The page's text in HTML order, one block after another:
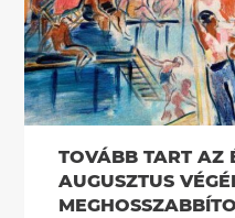
TOVÁBB TART AZ
AUGUSZTUS